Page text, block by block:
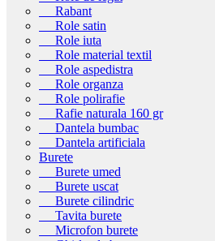
Rabant
Role satin
Role iuta
Role material textil
Role aspedistra
Role organza
Role polirafie
Rafie naturala 160 gr
Dantela bumbac
Dantela artificiala
Burete
Burete umed
Burete uscat
Burete cilindric
Tavita burete
Microfon burete